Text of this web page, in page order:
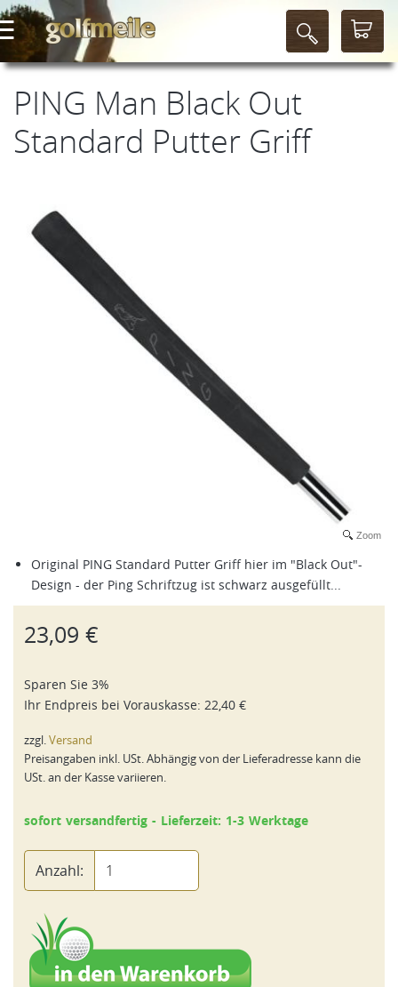
PING Man Black Out
Standard Putter Griff
Zoom
Original PING Standard Putter Griff hier im "Black Out"-
Design - der Ping Schriftzug ist schwarz ausgefüllt...
23,09 €
Sparen Sie 3%
Ihr Endpreis bei Vorauskasse: 22,40 €
zzgl.Versand
Preisangaben inkl. USt. Abhängig von der Lieferadresse kann die
USt. an der Kasse variieren.
sofort versandfertig - Lieferzeit: 1-3 Werktage
Anzahl: